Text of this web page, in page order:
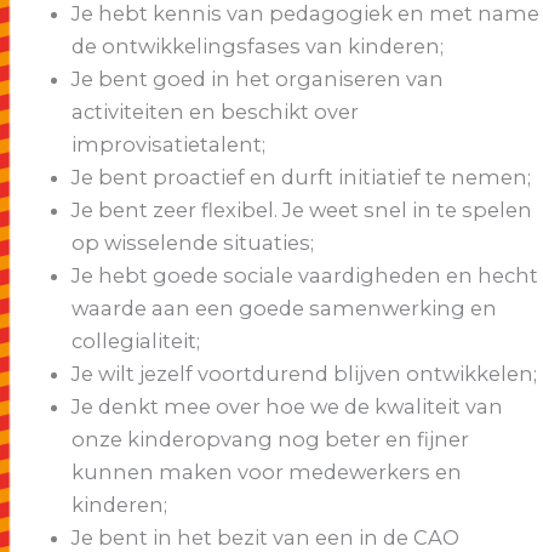
Je hebt kennis van pedagogiek en met name
de ontwikkelingsfases van kinderen;
Je bent goed in het organiseren van
activiteiten en beschikt over
improvisatietalent;
Je bent proactief en durft initiatief te nemen;
Je bent zeer flexibel. Je weet snel in te spelen
op wisselende situaties;
Je hebt goede sociale vaardigheden en hecht
waarde aan een goede samenwerking en
collegialiteit;
Je wilt jezelf voortdurend blijven ontwikkelen;
Je denkt mee over hoe we de kwaliteit van
onze kinderopvang nog beter en fijner
kunnen maken voor medewerkers en
kinderen;
Je bent in het bezit van een in de CAO